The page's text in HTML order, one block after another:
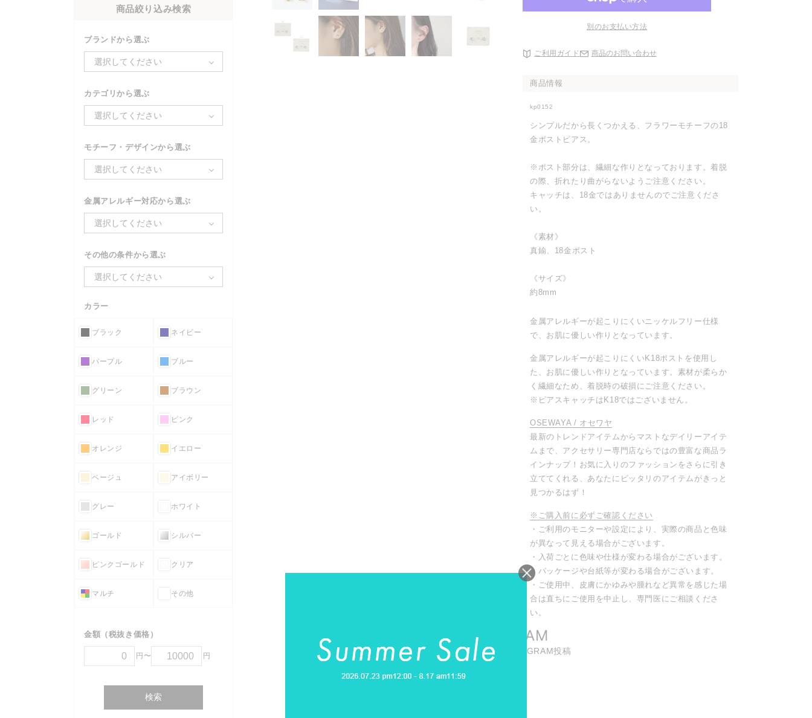
商品絞り込み検索
ブランドから選ぶ
選択してください
カテゴリから選ぶ
選択してください
モチーフ・デザインから選ぶ
選択してください
金属アレルギー対応から選ぶ
選択してください
その他の条件から選ぶ
選択してください
カラー
ブラック ネイビー
パープル ブルー
グリーン ブラウン
レッド ピンク
オレンジ イエロー
ベージュ アイボリー
グレー ホワイト
ゴールド シルバー
ピンクゴールド クリア
マルチ その他
金額（税抜き価格）
円〜 円
検索
く
別のお支払い方法
ご利用ガイド 商品のお問い合わせ
商品情報
kp0152
シンプルだから長くつかえる、フラワーモチーフの18
金ポストピアス。
※ポスト部分は、繊細な作りとなっております。着脱
の際、折れたり曲がらないようご注意ください。
キャッチは、18金ではありませんのでご注意くださ
い。
《素材》
真鍮、18金ポスト
《サイズ》
約8mm
金属アレルギーが起こりにくいニッケルフリー仕様
で、お肌に優しい作りとなっています。
金属アレルギーが起こりにくいK18ポストを使用し
た、お肌に優しい作りとなっています。素材が柔らか
く繊細なため、着脱時の破損にご注意ください。
※ピアスキャッチはK18ではございません。
OSEWAYA / オセワヤ
最新のトレンドアイテムからマストなデイリーアイテ
ムまで、アクセサリー専門店ならではの豊富な商品ラ
インナップ！お気に入りのファッションをさらに引き
立ててくれる、あなたにピッタリのアイテムがきっと
見つかるはず！
※ご購入前に必ずご確認ください
・ご利用のモニターや設定により、実際の商品と色味
が異なって見える場合がございます。
・入荷ごとに色味や仕様が変わる場合がございます。
・パッケージや台紙等が変わる場合がございます。
・ご使用中、皮膚にかゆみや腫れなど異常を感じた場
合は直ちにご使用を中止し、専門医にご相談くださ
い。
INSTAGRAM
商品に関連したINSTAGRAM投稿